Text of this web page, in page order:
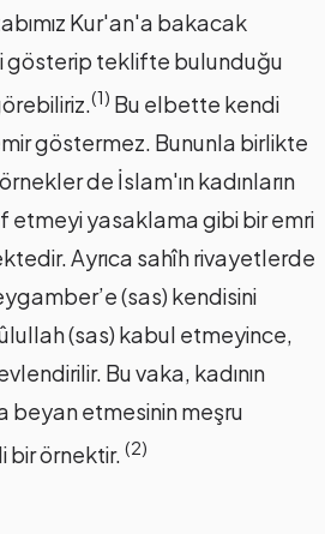
Kur'an'a bakacak
gösterip teklifte bulunduğu
(1) Bu elbette kendi
göstermez. Bununla birlikte
de İslam'ın kadınların
etmeyi yasaklama gibi bir emri
Ayrıca sahîh rivayetlerde
(sas) kendisini
(sas) kabul etmeyince,
Bu vaka, kadının
beyan etmesinin meşru
bir örnektir. (2)